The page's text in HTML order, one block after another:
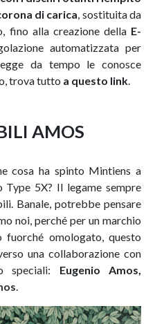
di carica, sostituita da
fino alla creazione della E-
automatizzata per
da tempo le conosce
trova tutto a questo link.
AMOS
cosa ha spinto Mintiens a
5X? Il legame sempre
Banale, potrebbe pensare
noi, perché per un marchio
omologato, questo
una collaborazione con
speciali: Eugenio Amos,
.